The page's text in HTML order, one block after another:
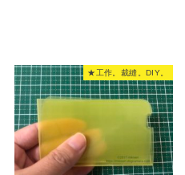
★工作。裁縫。DIY。